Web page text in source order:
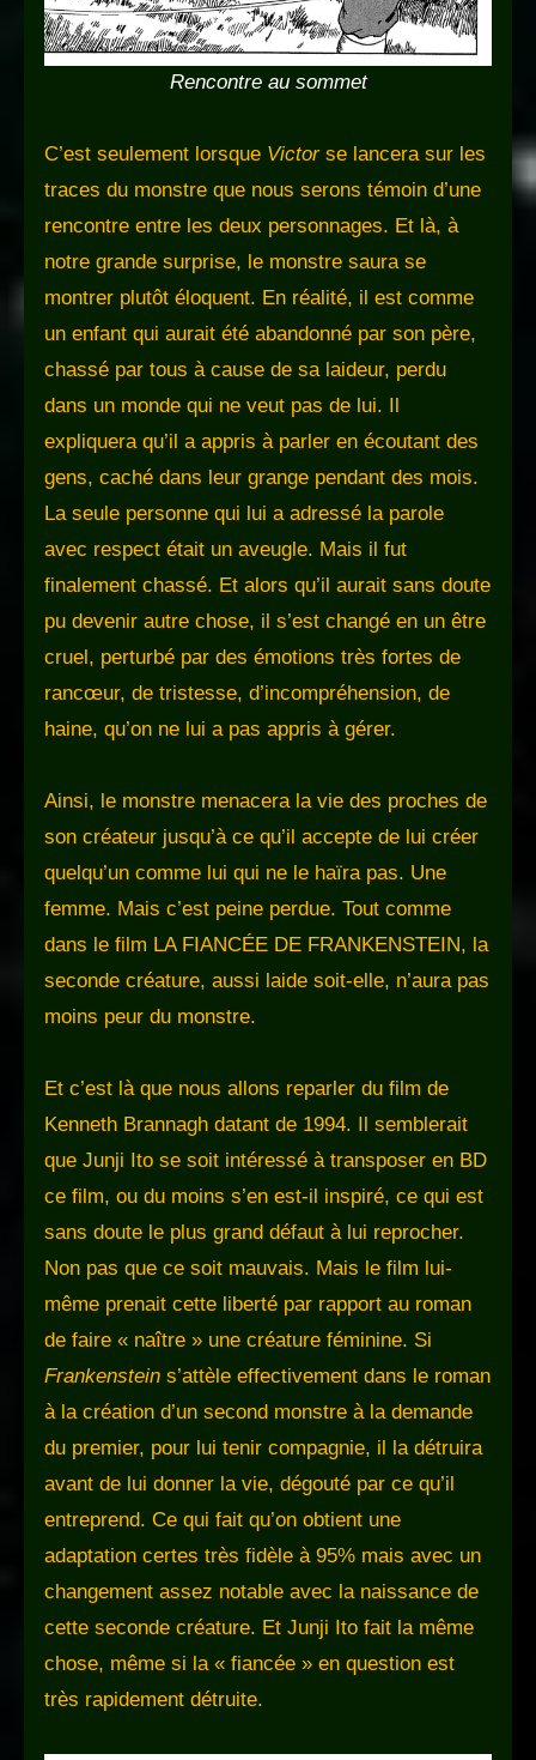
Rencontre au sommet
C’est seulement lorsque Victor se lancera sur les
traces du monstre que nous serons témoin d’une
rencontre entre les deux personnages. Et là, à
notre grande surprise, le monstre saura se
montrer plutôt éloquent. En réalité, il est comme
un enfant qui aurait été abandonné par son père,
chassé par tous à cause de sa laideur, perdu
dans un monde qui ne veut pas de lui. Il
expliquera qu’il a appris à parler en écoutant des
gens, caché dans leur grange pendant des mois.
La seule personne qui lui a adressé la parole
avec respect était un aveugle. Mais il fut
finalement chassé. Et alors qu’il aurait sans doute
pu devenir autre chose, il s’est changé en un être
cruel, perturbé par des émotions très fortes de
rancœur, de tristesse, d’incompréhension, de
haine, qu’on ne lui a pas appris à gérer.
Ainsi, le monstre menacera la vie des proches de
son créateur jusqu’à ce qu’il accepte de lui créer
quelqu’un comme lui qui ne le haïra pas. Une
femme. Mais c’est peine perdue. Tout comme
dans le film LA FIANCÉE DE FRANKENSTEIN, la
seconde créature, aussi laide soit-elle, n’aura pas
moins peur du monstre.
Et c’est là que nous allons reparler du film de
Kenneth Brannagh datant de 1994. Il semblerait
que Junji Ito se soit intéressé à transposer en BD
ce film, ou du moins s’en est-il inspiré, ce qui est
sans doute le plus grand défaut à lui reprocher.
Non pas que ce soit mauvais. Mais le film lui-
même prenait cette liberté par rapport au roman
de faire « naître » une créature féminine. Si
Frankenstein s’attèle effectivement dans le roman
à la création d’un second monstre à la demande
du premier, pour lui tenir compagnie, il la détruira
avant de lui donner la vie, dégouté par ce qu’il
entreprend. Ce qui fait qu’on obtient une
adaptation certes très fidèle à 95% mais avec un
changement assez notable avec la naissance de
cette seconde créature. Et Junji Ito fait la même
chose, même si la « fiancée » en question est
très rapidement détruite.